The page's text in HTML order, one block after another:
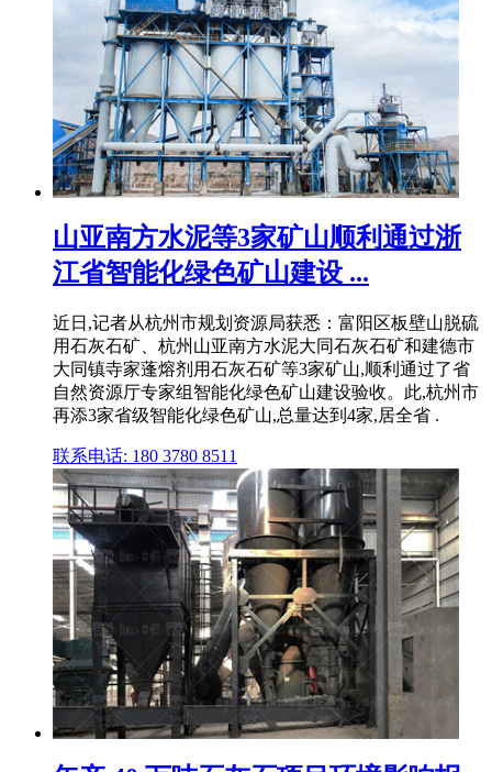
山亚南方水泥等3家矿山顺利通过浙
江省智能化绿色矿山建设 ...
近日,记者从杭州市规划资源局获悉：富阳区板壁山脱硫
用石灰石矿、杭州山亚南方水泥大同石灰石矿和建德市
大同镇寺家蓬熔剂用石灰石矿等3家矿山,顺利通过了省
自然资源厅专家组智能化绿色矿山建设验收。此,杭州市
再添3家省级智能化绿色矿山,总量达到4家,居全省 .
联系电话: 180 3780 8511